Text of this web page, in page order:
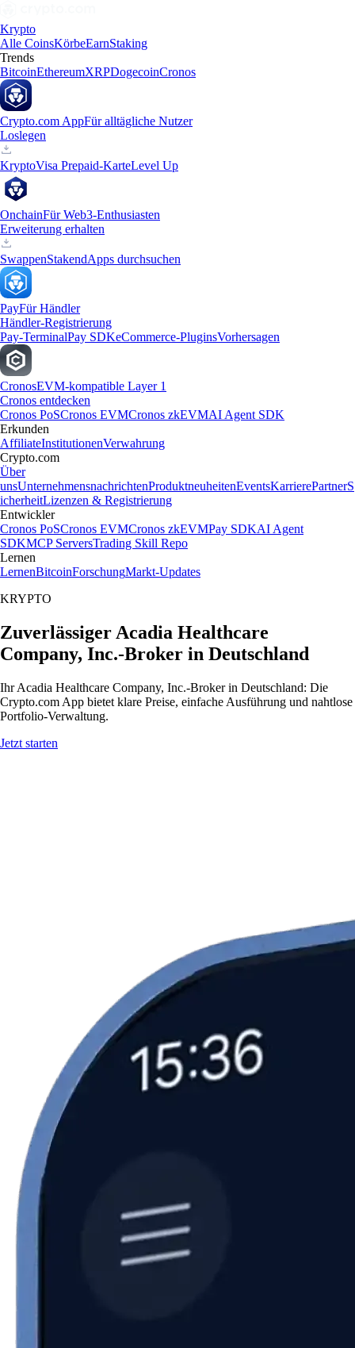
Krypto
Alle CoinsKörbeEarnStaking
Trends
BitcoinEthereumXRPDogecoinCronos
Crypto.com AppFür alltägliche Nutzer
Loslegen
KryptoVisa Prepaid-KarteLevel Up
OnchainFür Web3-Enthusiasten
Erweiterung erhalten
SwappenStakendApps durchsuchen
PayFür Händler
Händler-Registrierung
Pay-TerminalPay SDKeCommerce-PluginsVorhersagen
CronosEVM-kompatible Layer 1
Cronos entdecken
Cronos PoSCronos EVMCronos zkEVMAI Agent SDK
Erkunden
AffiliateInstitutionenVerwahrung
Crypto.com
Über
unsUnternehmensnachrichtenProduktneuheitenEventsKarrierePartnerS
icherheitLizenzen & Registrierung
Entwickler
Cronos PoSCronos EVMCronos zkEVMPay SDKAI Agent
SDKMCP ServersTrading Skill Repo
Lernen
LernenBitcoinForschungMarkt-Updates
KRYPTO
Zuverlässiger Acadia Healthcare
Company, Inc.-Broker in Deutschland
Ihr Acadia Healthcare Company, Inc.-Broker in Deutschland: Die
Crypto.com App bietet klare Preise, einfache Ausführung und nahtlose
Portfolio-Verwaltung.
Jetzt starten